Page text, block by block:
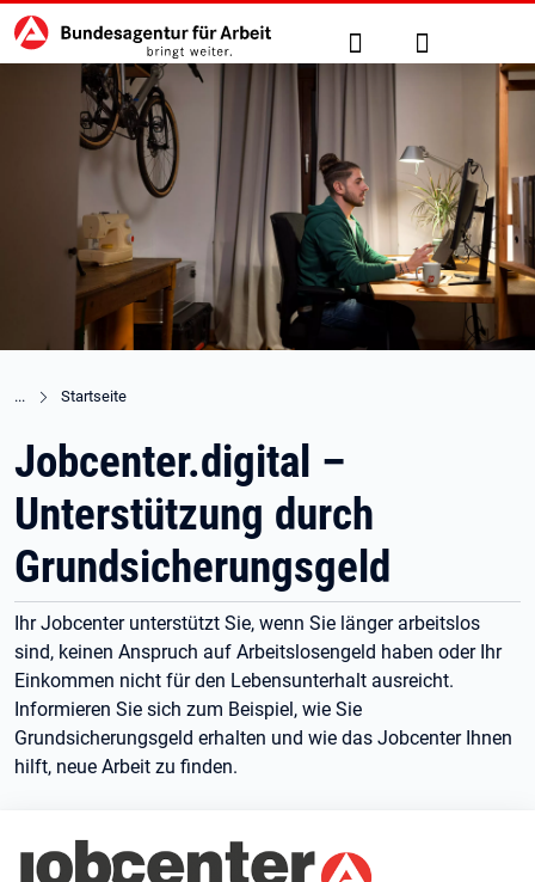
zu den Hauptinhalten springen
Hauptnavigation Suche Anmelden
Startseite
Jobcenter.digital –
Unterstützung durch
Grundsicherungsgeld
Ihr Jobcenter unterstützt Sie, wenn Sie länger arbeitslos
sind, keinen Anspruch auf Arbeitslosengeld haben oder Ihr
Einkommen nicht für den Lebensunterhalt ausreicht.
Informieren Sie sich zum Beispiel, wie Sie
Grundsicherungsgeld erhalten und wie das Jobcenter Ihnen
hilft, neue Arbeit zu finden.
Branding-Bereich Beschreibung